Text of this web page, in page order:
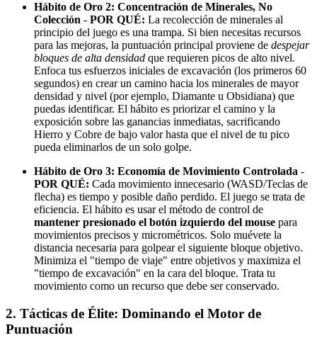
Hábito de Oro 2: Concentración de Minerales, No
Colección - POR QUÉ: La recolección de minerales al
principio del juego es una trampa. Si bien necesitas recursos
para las mejoras, la puntuación principal proviene de despejar
bloques de alta densidad que requieren picos de alto nivel.
Enfoca tus esfuerzos iniciales de excavación (los primeros 60
segundos) en crear un camino hacia los minerales de mayor
densidad y nivel (por ejemplo, Diamante u Obsidiana) que
puedas identificar. El hábito es priorizar el camino y la
exposición sobre las ganancias inmediatas, sacrificando
Hierro y Cobre de bajo valor hasta que el nivel de tu pico
pueda eliminarlos de un solo golpe.
Hábito de Oro 3: Economía de Movimiento Controlada -
POR QUÉ: Cada movimiento innecesario (WASD/Teclas de
flecha) es tiempo y posible daño perdido. El juego se trata de
eficiencia. El hábito es usar el método de control de
mantener presionado el botón izquierdo del mouse para
movimientos precisos y micrométricos. Solo muévete la
distancia necesaria para golpear el siguiente bloque objetivo.
Minimiza el "tiempo de viaje" entre objetivos y maximiza el
"tiempo de excavación" en la cara del bloque. Trata tu
movimiento como un recurso que debe ser conservado.
2. Tácticas de Élite: Dominando el Motor de
Puntuación